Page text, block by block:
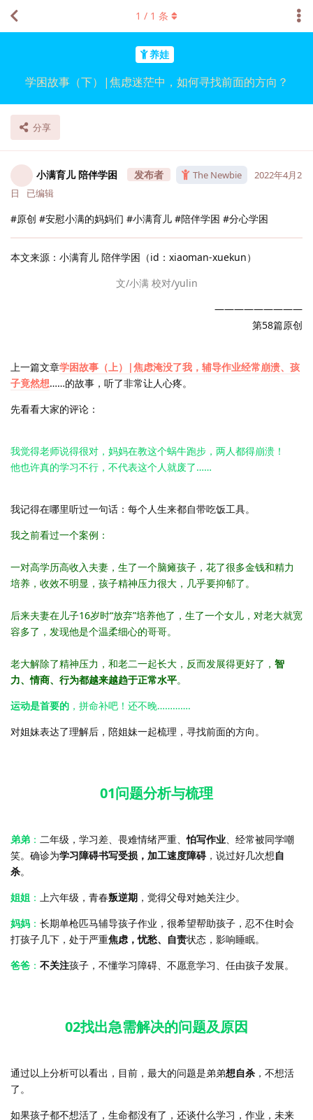
养娃
学困故事（下）|焦虑迷茫中，如何寻找前面的方向？
分享
1 / 1 条
小满育儿 陪伴学困 The Newbie
2022年4月2
日
已编辑
#原创 #安慰小满的妈妈们 #小满育儿 #陪伴学困 #分心学困
本文来源：小满育儿 陪伴学困（id：xiaoman-xuekun）
文/小满 校对/yulin
—————————
第58篇原创
上一篇文章学困故事（上）|焦虑淹没了我，辅导作业经常崩溃、孩
子竟然想……的故事，听了非常让人心疼。
先看看大家的评论：
我觉得老师说得很对，妈妈在教这个蜗牛跑步，两人都得崩溃！
他也许真的学习不行，不代表这个人就废了……
我记得在哪里听过一句话：每个人生来都自带吃饭工具。
我之前看过一个案例：
一对高学历高收入夫妻，生了一个脑瘫孩子，花了很多金钱和精力
培养，收效不明显，孩子精神压力很大，几乎要抑郁了。
后来夫妻在儿子16岁时“放弃”培养他了，生了一个女儿，对老大就宽
容多了，发现他是个温柔细心的哥哥。
老大解除了精神压力，和老二一起长大，反而发展得更好了， 智
力、情商、行为都越来越趋于正常水平。
运动是首要的 ，拼命补吧！还不晚………….
对姐妹表达了理解后，陪姐妹一起梳理，寻找前面的方向。
01问题分析与梳理
弟弟 ： 二年级，学习差、畏难情绪严重、怕写作业 、经常被同学嘲
笑。确诊为学习障碍书写受损，加工速度障碍，说过好几次想自
杀。
姐姐 ： 上六年级，青春叛逆期 ，觉得父母对她关注少。
妈妈 ： 长期单枪匹马辅导孩子作业，很希望帮助孩子，忍不住时会
打孩子几下，处于严重焦虑，忧愁、自责状态，影响睡眠。
爸爸 ： 不关注孩子，不懂学习障碍、不愿意学习、任由孩子发展。
02找出急需解决的问题及原因
通过以上分析可以看出，目前，最大的问题是弟弟想自杀 ，不想活
了。
如果孩子都不想活了，生命都没有了，还谈什么学习，作业，未来